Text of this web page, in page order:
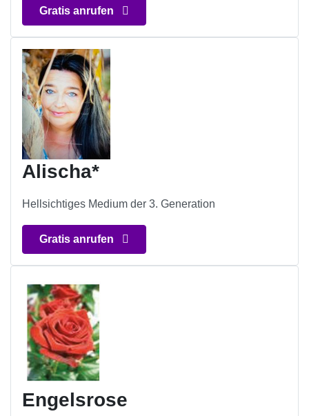
Gratis anrufen
Alischa*
Hellsichtiges Medium der 3. Generation
Gratis anrufen
Engelsrose